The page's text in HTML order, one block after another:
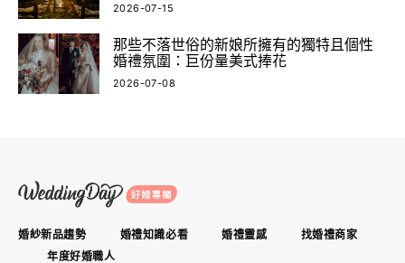
2026-07-15
那些不落世俗的新娘所擁有的獨特且個性
婚禮氛圍：巨份量美式捧花
2026-07-08
婚紗新品趨勢 婚禮知識必看 婚禮靈感
找婚禮商家
年度好婚職人